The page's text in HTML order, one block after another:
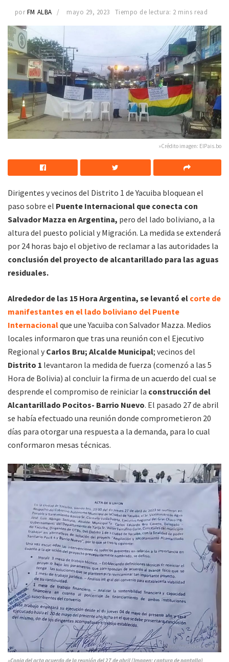
por FM ALBA mayo 29, 2023 Tiempo de lectura: 2 mins read
»Crédito imagen: ElPais.bo
Dirigentes y vecinos del Distrito 1 de Yacuiba bloquean el
paso sobre el Puente Internacional que conecta con
Salvador Mazza en Argentina, pero del lado boliviano, a la
altura del puesto policial y Migración. La medida se extenderá
por 24 horas bajo el objetivo de reclamar a las autoridades la
conclusión del proyecto de alcantarillado para las aguas
residuales.
Alrededor de las 15 Hora Argentina, se levantó el corte de
manifestantes en el lado boliviano del Puente
Internacionalque une Yacuiba con Salvador Mazza. Medios
locales informaron que tras una reunión con el Ejecutivo
Regional y Carlos Bru; Alcalde Municipal; vecinos del
Distrito 1 levantaron la medida de fuerza (comenzó a las 5
Hora de Bolivia) al concluir la firma de un acuerdo del cual se
desprende el compromiso de reiniciar la construcción del
Alcantarillado Pocitos- Barrio Nuevo. El pasado 27 de abril
se había efectuado una reunión donde comprometieron 20
días para otorgar una respuesta a la demanda, para lo cual
conformaron mesas técnicas.
»Copia del acta acuerdo de la reunión del 27 de abril (Imagen: captura de pantalla)